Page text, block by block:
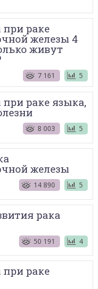
раке
железы 4
живут
7 161 5
раке языка,
8 003 5
железы
14 890 5
рака
50 191 4
раке